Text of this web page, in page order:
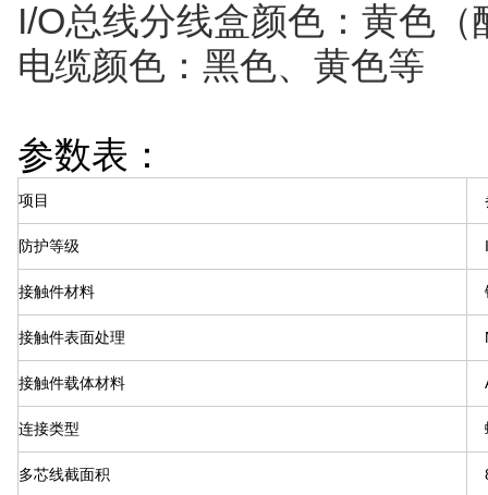
I/O总线分线盒颜色：黄色
电缆颜色：黑色、黄色等
参数表：
项目
防护等级
接触件材料
接触件表面处理
接触件载体材料
连接类型
多芯线截面积